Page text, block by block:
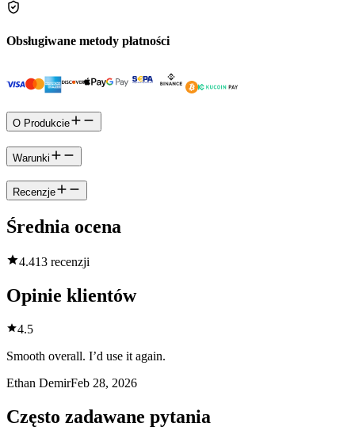
Obsługiwane metody płatności
O Produkcie
Warunki
Recenzje
Średnia ocena
4.413 recenzji
Opinie klientów
4.5
Smooth overall. I’d use it again.
Ethan DemirFeb 28, 2026
Często zadawane pytania